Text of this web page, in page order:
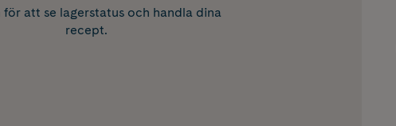
för att se lagerstatus och handla dina
recept.